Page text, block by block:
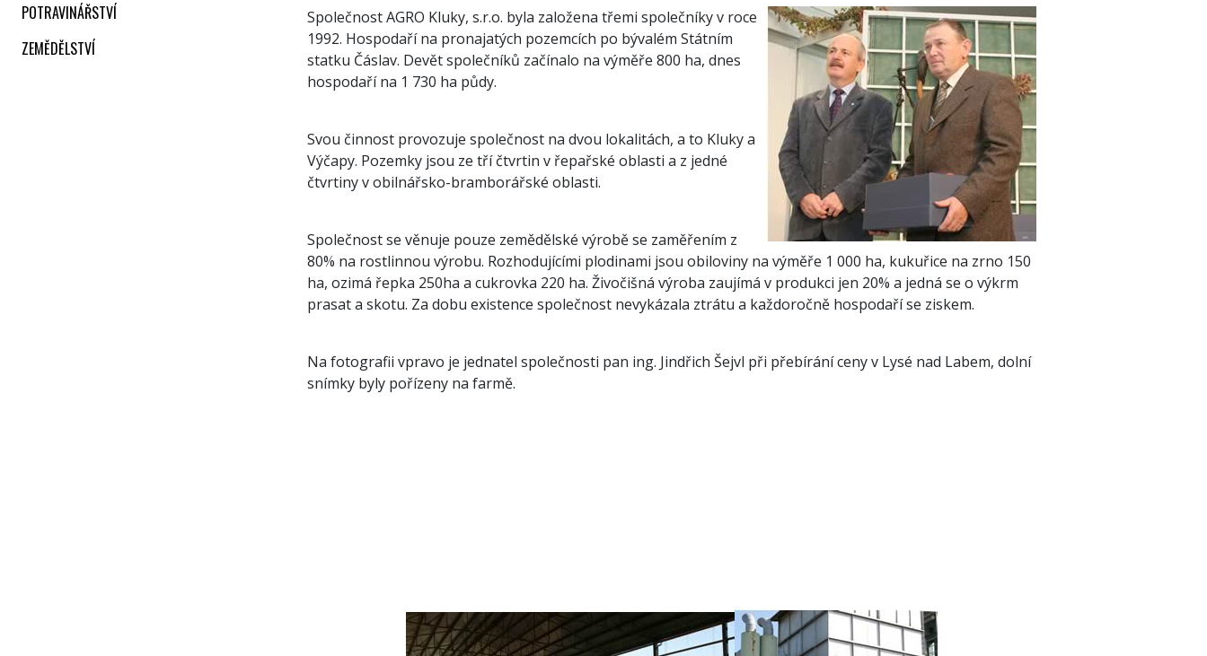
POTRAVINÁŘSTVÍ
ZEMĚDĚLSTVÍ
Společnost AGRO Kluky, s.r.o. byla založena třemi společníky v roce
1992. Hospodaří na pronajatých pozemcích po bývalém Státním
statku Čáslav. Devět společníků začínalo na výměře 800 ha, dnes
hospodaří na 1 730 ha půdy.
Svou činnost provozuje společnost na dvou lokalitách, a to Kluky a
Výčapy. Pozemky jsou ze tří čtvrtin v řepařské oblasti a z jedné
čtvrtiny v obilnářsko-bramborářské oblasti.
Společnost se věnuje pouze zemědělské výrobě se zaměřením z
80% na rostlinnou výrobu. Rozhodujícími plodinami jsou obiloviny na výměře 1 000 ha, kukuřice na zrno 150
ha, ozimá řepka 250ha a cukrovka 220 ha. Živočišná výroba zaujímá v produkci jen 20% a jedná se o výkrm
prasat a skotu. Za dobu existence společnost nevykázala ztrátu a každoročně hospodaří se ziskem.
Na fotografii vpravo je jednatel společnosti pan ing. Jindřich Šejvl při přebírání ceny v Lysé nad Labem, dolní
snímky byly pořízeny na farmě.